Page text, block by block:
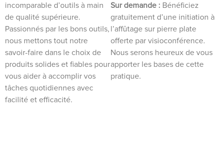
incomparable d’outils à main
de qualité supérieure.
Passionnés par les bons outils,
nous mettons tout notre
savoir-faire dans le choix de
produits solides et fiables pour
vous aider à accomplir vos
tâches quotidiennes avec
facilité et efficacité.
Sur demande : Bénéficiez
gratuitement d’une initiation à
l’affûtage sur pierre plate
offerte par visioconférence.
Nous serons heureux de vous
apporter les bases de cette
pratique.